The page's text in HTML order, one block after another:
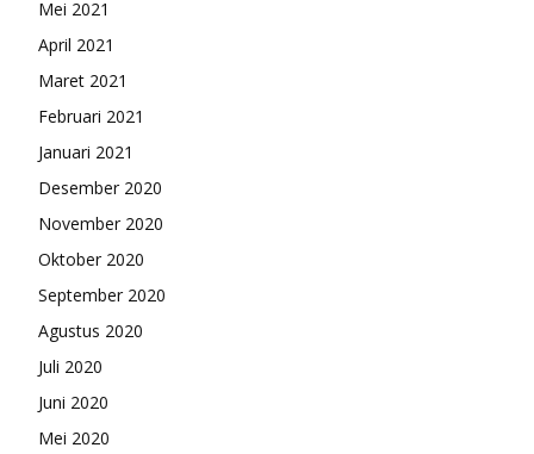
Mei 2021
April 2021
Maret 2021
Februari 2021
Januari 2021
Desember 2020
November 2020
Oktober 2020
September 2020
Agustus 2020
Juli 2020
Juni 2020
Mei 2020